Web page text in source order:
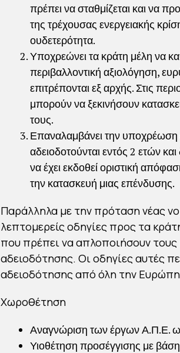
πρέπει να σταθμίζεται και να
της τρέχουσας ενεργειακής
ουδετερότητα.
Υποχρεώνει τα κράτη μέλη να
περιβαλλοντική αξιολόγηση,
επιτρέπονται εξ αρχής. Στις
μπορούν να ξεκινήσουν
τους.
Επαναλαμβάνει την υποχρέωση
αδειοδοτούνται εντός 2 ετών
να έχει εκδοθεί οριστική
την κατασκευή μιας επένδυσης.
Παράλληλα με την πρόταση νέας
λεπτομερείς οδηγίες προς τα
που πρέπει να απλοποιήσουν τους
αδειοδότησης. Οι οδηγίες αυτές
αδειοδότησης από όλη την
Χωροθέτηση
Αναγνώριση των έργων Α.Π.Ε.
Υιοθέτηση προσέγγισης με